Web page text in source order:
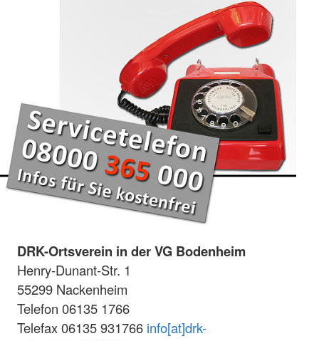
DRK-Ortsverein in der VG Bodenheim
Henry-Dunant-Str. 1
55299 Nackenheim
Telefon 06135 1766
Telefax 06135 931766 info[at]drk-